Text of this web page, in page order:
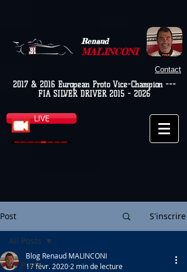
Renaud
MALINCONI
Contact
2017 & 2016 European Proto Vice-Champion ---
FIA SILVER DRIVER 2015 - 2026
LIVE
Post S'inscrire
All Posts
All Posts
Blog Renaud MALINCONI
17 févr. 2020 2 min de lecture